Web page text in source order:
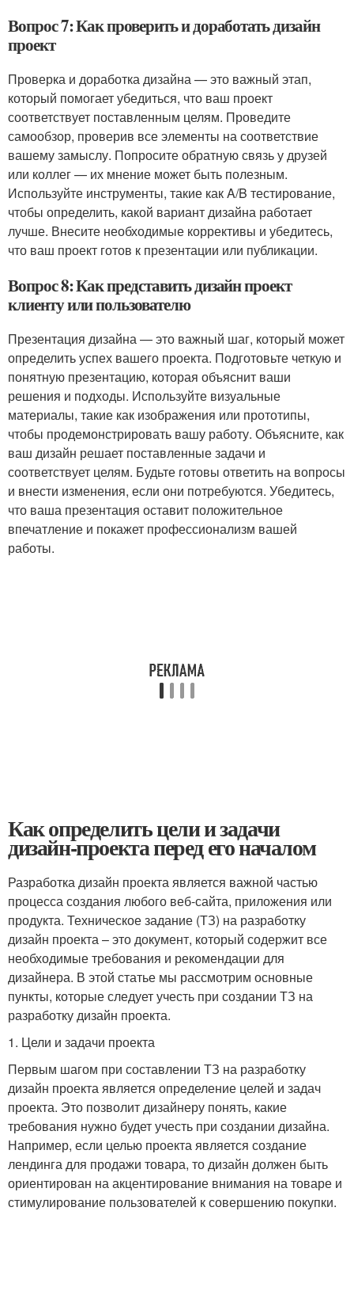
Вопрос 7: Как проверить и доработать дизайн
проект
Проверка и доработка дизайна — это важный этап,
который помогает убедиться, что ваш проект
соответствует поставленным целям. Проведите
самообзор, проверив все элементы на соответствие
вашему замыслу. Попросите обратную связь у друзей
или коллег — их мнение может быть полезным.
Используйте инструменты, такие как A/B тестирование,
чтобы определить, какой вариант дизайна работает
лучше. Внесите необходимые коррективы и убедитесь,
что ваш проект готов к презентации или публикации.
Вопрос 8: Как представить дизайн проект
клиенту или пользователю
Презентация дизайна — это важный шаг, который может
определить успех вашего проекта. Подготовьте четкую и
понятную презентацию, которая объяснит ваши
решения и подходы. Используйте визуальные
материалы, такие как изображения или прототипы,
чтобы продемонстрировать вашу работу. Объясните, как
ваш дизайн решает поставленные задачи и
соответствует целям. Будьте готовы ответить на вопросы
и внести изменения, если они потребуются. Убедитесь,
что ваша презентация оставит положительное
впечатление и покажет профессионализм вашей
работы.
Как определить цели и задачи
дизайн-проекта перед его началом
Разработка дизайн проекта является важной частью
процесса создания любого веб-сайта, приложения или
продукта. Техническое задание (ТЗ) на разработку
дизайн проекта – это документ, который содержит все
необходимые требования и рекомендации для
дизайнера. В этой статье мы рассмотрим основные
пункты, которые следует учесть при создании ТЗ на
разработку дизайн проекта.
1. Цели и задачи проекта
Первым шагом при составлении ТЗ на разработку
дизайн проекта является определение целей и задач
проекта. Это позволит дизайнеру понять, какие
требования нужно будет учесть при создании дизайна.
Например, если целью проекта является создание
лендинга для продажи товара, то дизайн должен быть
ориентирован на акцентирование внимания на товаре и
стимулирование пользователей к совершению покупки.